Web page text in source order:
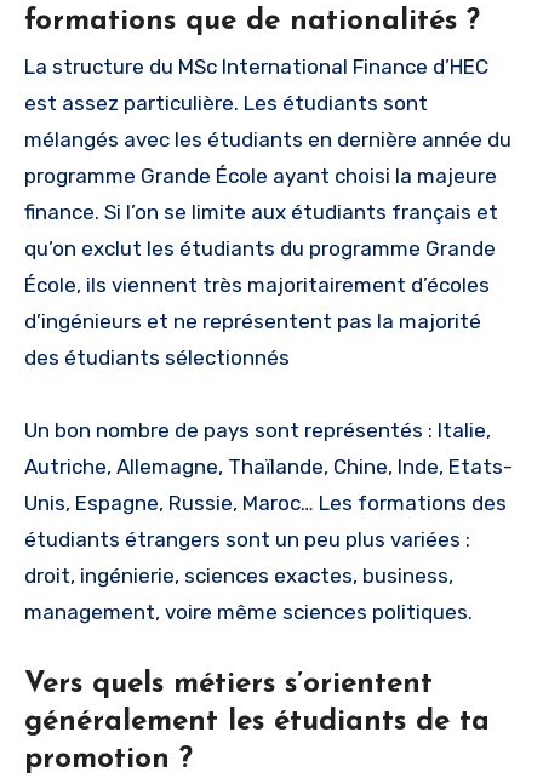
formations que de nationalités ?
La structure du MSc International Finance d’HEC
est assez particulière. Les étudiants sont
mélangés avec les étudiants en dernière année du
programme Grande École ayant choisi la majeure
finance. Si l’on se limite aux étudiants français et
qu’on exclut les étudiants du programme Grande
École, ils viennent très majoritairement d’écoles
d’ingénieurs et ne représentent pas la majorité
des étudiants sélectionnés
Un bon nombre de pays sont représentés : Italie,
Autriche, Allemagne, Thaïlande, Chine, Inde, Etats-
Unis, Espagne, Russie, Maroc… Les formations des
étudiants étrangers sont un peu plus variées :
droit, ingénierie, sciences exactes, business,
management, voire même sciences politiques.
Vers quels métiers s’orientent
généralement les étudiants de ta
promotion ?